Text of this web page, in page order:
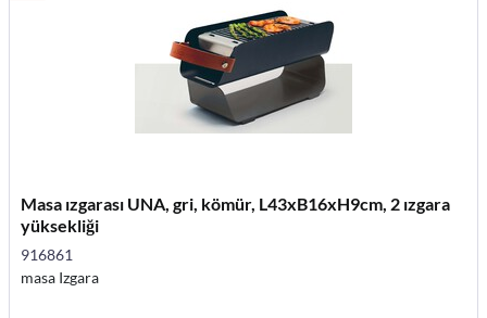
Masa ızgarası UNA, gri, kömür, L43xB16xH9cm, 2 ızgara
yüksekliği
916861
masa Izgara